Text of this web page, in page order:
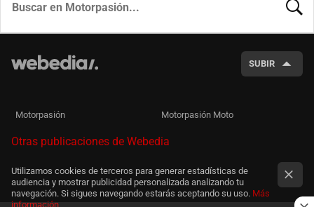
SUBIR
Motorpasión Motorpasión Moto
Otras publicaciones de Webedia
Utilizamos cookies de terceros para generar estadísticas de
audiencia y mostrar publicidad personalizada analizando tu
navegación. Si sigues navegando estarás aceptando su uso. Más
información